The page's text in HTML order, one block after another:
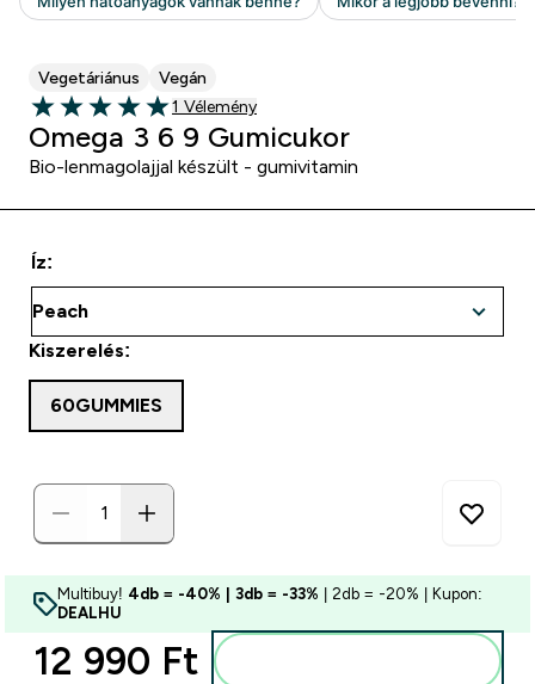
Vegetáriánus Vegán
5 out of 5 stars
1 customer reviews
1 Vélemény
Omega 3 6 9 Gumicukor
Bio-lenmagolajjal készült - gumivitamin
Íz:
Kiszerelés:
60GUMMIES
Multibuy! 4db = -40% | 3db = -33% | 2db = -20% | Kupon:
DEALHU
12 990 Ft‎